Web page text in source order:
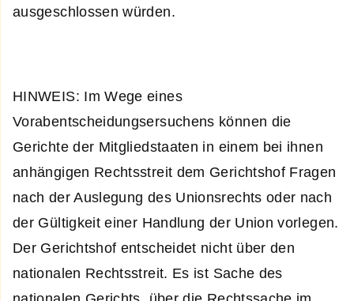
ausgeschlossen würden.
HINWEIS: Im Wege eines
Vorabentscheidungsersuchens können die
Gerichte der Mitgliedstaaten in einem bei ihnen
anhängigen Rechtsstreit dem Gerichtshof Fragen
nach der Auslegung des Unionsrechts oder nach
der Gültigkeit einer Handlung der Union vorlegen.
Der Gerichtshof entscheidet nicht über den
nationalen Rechtsstreit. Es ist Sache des